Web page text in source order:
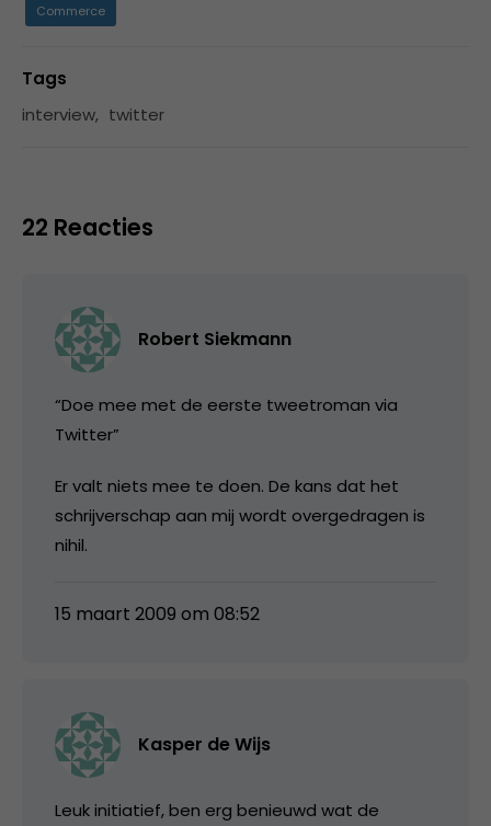
Commerce
Tags
interview, twitter
22 Reacties
Robert Siekmann
“Doe mee met de eerste tweetroman via
Twitter”
Er valt niets mee te doen. De kans dat het
schrijverschap aan mij wordt overgedragen is
nihil.
15 maart 2009 om 08:52
Kasper de Wijs
Leuk initiatief, ben erg benieuwd wat de